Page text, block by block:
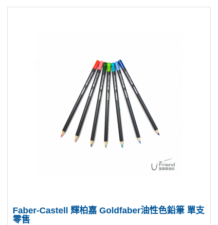
Faber-Castell 輝柏嘉 Goldfaber油性色鉛筆 單支
零售